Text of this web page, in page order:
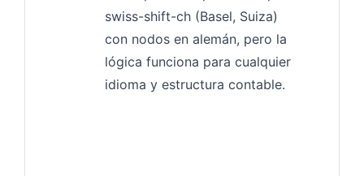
swiss-shift-ch (Basel, Suiza)
con nodos en alemán, pero la
lógica funciona para cualquier
idioma y estructura contable.